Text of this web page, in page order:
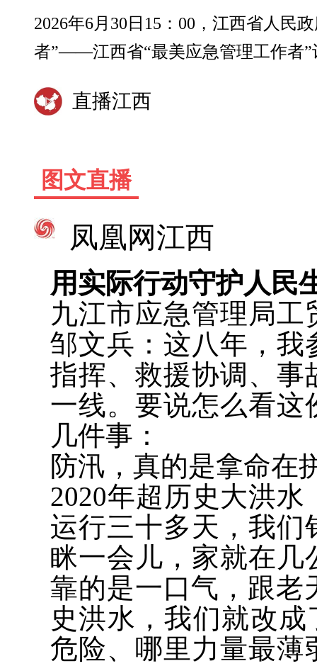
2026年6月30日15：00，江西省人民
者”——江西省“最美应急管理工作者”
直播江西
图文直播
凤凰网江西
用实际行动守护人民
九江市应急管理局
邹文兵：这八年，我
指挥、救援协调、事
一线。要说怎么看这
几件事：
防汛，真的是拿命在
2020年超历史大洪
运行三十多天，我们
眯一会儿，家就在几
靠的是一口气，跟老
史洪水，我们就改
危险、哪里力量最薄